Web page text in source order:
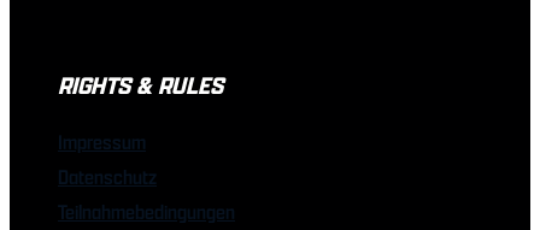
RIGHTS & RULES
Impressum
Datenschutz
Teilnahmebedingungen